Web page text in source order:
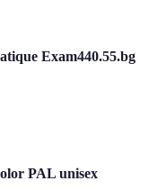
Exam440.55.bg
PAL unisex